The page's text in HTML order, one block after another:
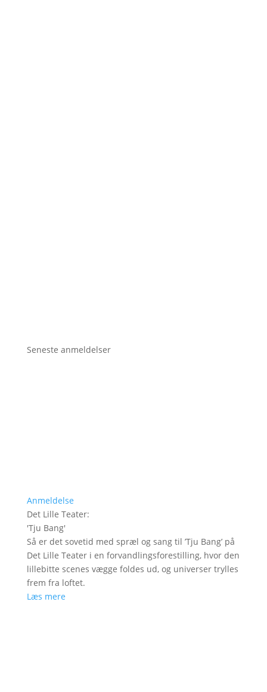
Seneste anmeldelser
Anmeldelse
Det Lille Teater:
'Tju Bang'
Så er det sovetid med spræl og sang til ’Tju Bang’ på
Det Lille Teater i en forvandlingsforestilling, hvor den
lillebitte scenes vægge foldes ud, og universer trylles
frem fra loftet.
Læs mere